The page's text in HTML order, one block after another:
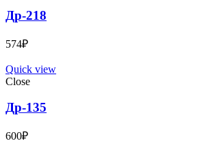
Др-218
574₽
Quick view
Close
Др-135
600₽